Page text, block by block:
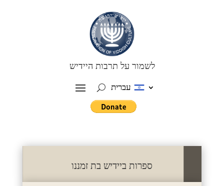
לשמור על תרבות היידיש
עברית
ספרות ביידיש בת זמננו